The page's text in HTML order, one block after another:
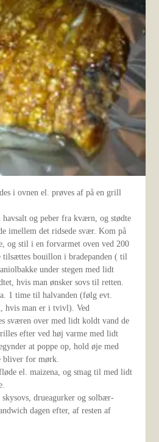
i ovnen el. prøves af på en grill
havsalt og peber fra kværn, og stødte
imellem det ridsede svær. Kom på
og stil i en forvarmet oven ved 200
tilsættes bouillon i bradepanden ( til
under stegen med lidt
hvis man ønsker sovs til retten.
1 time til halvanden (følg evt.
hvis man er i tvivl). Ved
sværen over med lidt koldt vand de
efter ved høj varme med lidt
at poppe op, hold øje med
bliver for mørk.
el. maizena, og smag til med lidt
drueagurker og solbær-
dagen efter, af resten af